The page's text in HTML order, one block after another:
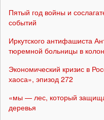
Пятый год войны и
событий
Иркутского антифашиста
тюремной больницы в
Экономический кризис в
хаоса», эпизод 272
«мы — лес, который
деревья